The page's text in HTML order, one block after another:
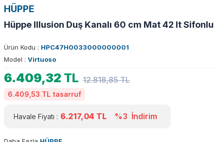
HÜPPE
Hüppe Illusion Duş Kanalı 60 cm Mat 42 lt Sifonlu
Ürün Kodu : HPC47H0033000000001
Model : Virtuoso
6.409,32 TL 12.818,85TL
6.409,53 TL tasarruf
Havale Fiyatı : 6.217,04 TL %3 İndirim